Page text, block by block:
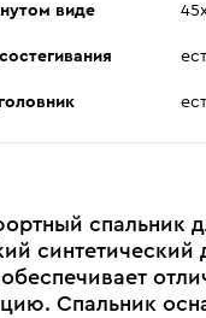
виде
спальник
синтетический
обеспечивает
Спальник